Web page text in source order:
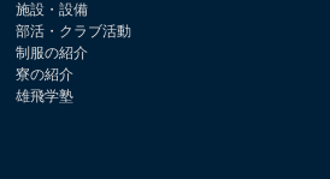
施設・設備
部活・クラブ活動
制服の紹介
寮の紹介
雄飛学塾